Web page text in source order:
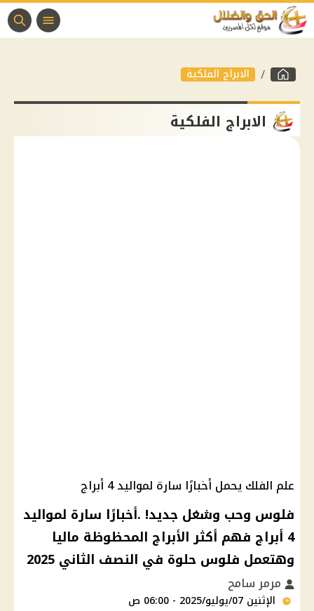
الابراج الفلكية
الابراج الفلكية
علم الفلك يحمل أخبارًا سارة لمواليد 4 أبراج
فلوس وحب وشغل جديد! .أخبارًا سارة لمواليد
4 أبراج فهم أكثر الأبراج المحظوظة ماليا
وهتعمل فلوس حلوة في النصف الثاني 2025
مرمر سامح
الإثنين 07/يوليو/2025 - 06:00 ص